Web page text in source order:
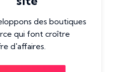
des boutiques
qui font croître
d'affaires.